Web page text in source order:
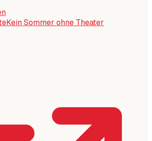
Kein Sommer ohne Theater